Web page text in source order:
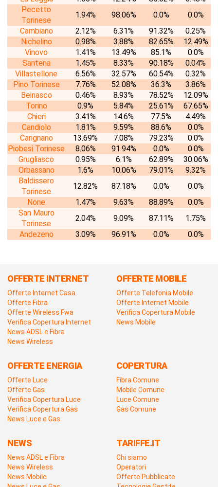
Pecetto
Torinese
1.94% 98.06% 0.0%
0.0%
Cambiano
2.12% 6.31% 91.32%
0.25%
Nichelino
0.98% 3.88% 82.65%
12.49%
Vinovo
1.41% 13.49% 85.1%
0.0%
Santena
1.45% 8.33% 90.18%
0.04%
Villastellone
6.56% 32.57% 60.54%
0.32%
Pino Torinese
7.76% 52.08% 36.3%
3.86%
Beinasco
0.46% 8.93% 78.52%
12.09%
Torino
0.9% 5.84% 25.61%
67.65%
Chieri
3.41% 14.6% 77.5%
4.49%
Candiolo
1.81% 9.59% 88.6%
0.0%
Carignano
13.69% 7.08% 79.23%
0.0%
Piobesi Torinese
8.06% 91.94% 0.0%
0.0%
Grugliasco
0.95% 6.1% 62.89%
30.06%
Orbassano
1.6% 10.06% 79.01%
9.32%
Baldissero
Torinese
12.82% 87.18% 0.0%
0.0%
None
1.47% 9.63% 88.89%
0.0%
San Mauro
Torinese
2.04% 9.09% 87.11%
1.75%
Andezeno
3.09% 96.91% 0.0% 0.0%
OFFERTE INTERNET
Offerte Internet Casa
Offerte Fibra
Offerte Wireless Fwa
Verifica Copertura Internet
News ADSL e Fibra
News Wireless
OFFERTE MOBILE
Offerte Telefonia Mobile
Offerte Internet Mobile
Verifica Copertura Mobile
News Mobile
OFFERTE ENERGIA
Offerte Luce
Offerte Gas
Verifica Copertura Luce
Verifica Copertura Gas
News Luce e Gas
COPERTURA
Fibra Comune
Mobile Comune
Luce Comune
Gas Comune
NEWS
News ADSL e Fibra
News Wireless
News Mobile
TARIFFE.IT
Chi siamo
Operatori
Offerte Pubblicate